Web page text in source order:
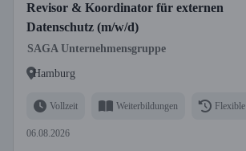
Revisor & Koordinator für externen
Datenschutz (m/w/d)
SAGA Unternehmensgruppe
Hamburg
Vollzeit Weiterbildungen
06.08.2026